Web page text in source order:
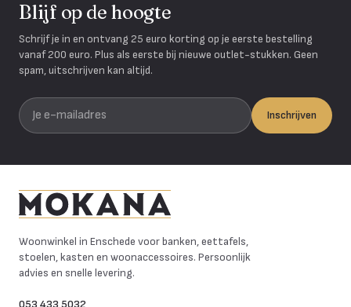
Blijf op de hoogte
Schrijf je in en ontvang 25 euro korting op je eerste bestelling
vanaf 200 euro. Plus als eerste bij nieuwe outlet-stukken. Geen
spam, uitschrijven kan altijd.
Je e-mailadres
Inschrijven
Woonwinkel in Enschede voor banken, eettafels,
stoelen, kasten en woonaccessoires. Persoonlijk
advies en snelle levering.
053 433 5032